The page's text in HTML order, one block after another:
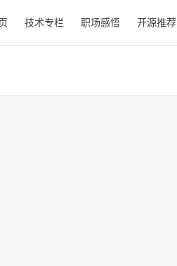
技术专栏 职场感悟 开源推荐